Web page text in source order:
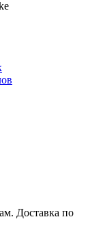
Доставка по